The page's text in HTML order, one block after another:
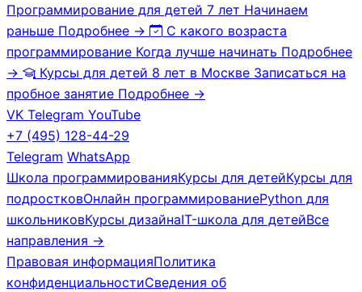
Программирование для детей 7 лет Начинаем
раньше Подробнее →
С какого возраста
программирование Когда лучше начинать Подробнее
→
Курсы для детей 8 лет в Москве Записаться на
пробное занятие Подробнее →
VK Telegram YouTube
+7 (495) 128-44-29
Telegram WhatsApp
Школа программированияКурсы для детейКурсы для
подростковОнлайн программированиеPython для
школьниковКурсы дизайнаIT-школа для детейВсе
направления →
Правовая информацияПолитика
конфиденциальностиСведения об